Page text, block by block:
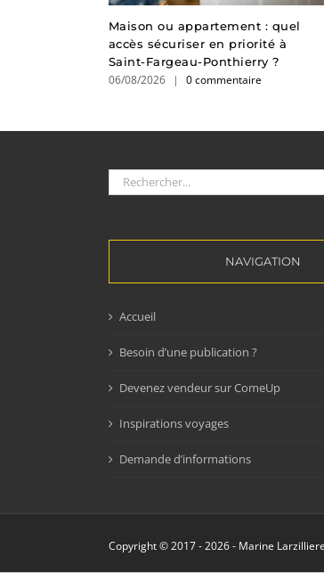
Maison ou appartement : quel
accès sécuriser en priorité à
Saint-Fargeau-Ponthierry ?
06/08/2026 | 0 commentaire
Rechercher:
NAVIGATION
Accueil
Besoin d’une publication ?
Devenez vendeur sur ComeUp
Inspirations voyages
Demande d’informations
Copyright © 2017 -2026 - Marine